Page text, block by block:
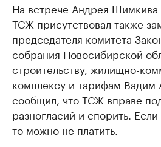
На встрече Андрея Шимкива
ТСЖ присутствовал также
председателя комитета
собрания Новосибирской
строительству, жилищно-
комплексу и тарифам Вадим
сообщил, что ТСЖ вправе
разногласий и спорить. Если
то можно не платить.